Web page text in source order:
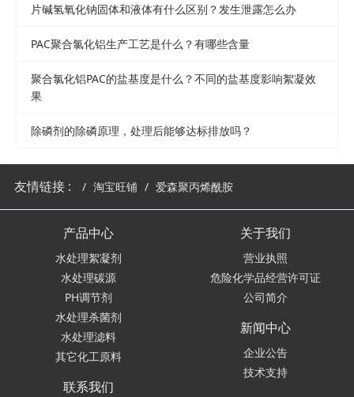
片碱氢氧化钠固体和液体有什么区别？发生泄露怎么办
PAC聚合氯化铝生产工艺是什么？有哪些含量
聚合氯化铝PAC的盐基度是什么？不同的盐基度影响絮凝效
果
除磷剂的除磷原理，处理后能够达标排放吗？
友情链接 : 淘宝旺铺 爱森聚丙烯酰胺
产品中心
水处理絮凝剂
水处理碳源
PH调节剂
水处理杀菌剂
水处理滤料
其它化工原料
关于我们
营业执照
危险化学品经营许可证
公司简介
新闻中心
企业公告
技术支持
联系我们